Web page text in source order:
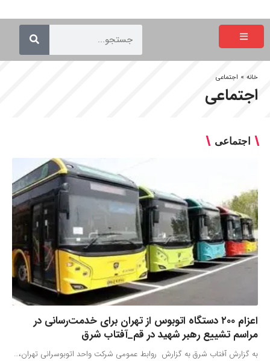
خانه » اجتماعی
اجتماعی
اجتماعی
اعزام ۲۰۰ دستگاه اتوبوس از تهران برای خدمت‌رسانی در
مراسم تشییع رهبر شهید در قم_آفتاب شرق
به گزارش آفتاب شرق به گزارش روابط عمومی شرکت واحد اتوبوسرانی تهران،…